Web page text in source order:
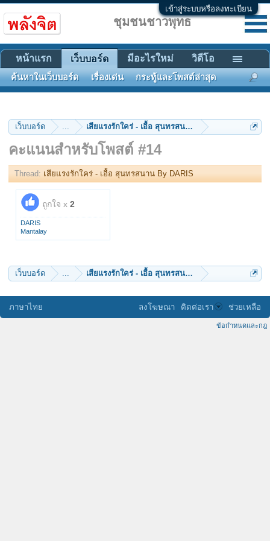
เข้าสู่ระบบหรือลงทะเบียน
เว็บบอร์ด ... เสียแรงรักใคร่ - เอื้อ สุนทรสนาน By DARIS
คะแนนสำหรับโพสต์ #14
Thread: เสียแรงรักใคร่ - เอื้อ สุนทรสนาน By DARIS
ถูกใจ x 2
DARIS
Mantalay
เว็บบอร์ด ... เสียแรงรักใคร่ - เอื้อ สุนทรสนาน By DARIS
ชุมชนชาวพุทธ
หน้าแรก เว็บบอร์ด
ค้นหาในเว็บบอร์ด เรื่องเด่น กระทู้และโพสต์ล่าสุด
มีอะไรใหม่ วิดีโอ
ภาษาไทย ลงโฆษณา ติดต่อเรา ช่วยเหลือ
ข้อกำหนดและกฎ